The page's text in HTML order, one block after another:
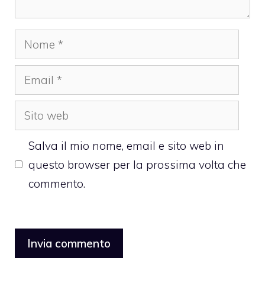
Nome
Email
Sito
web
Salva il mio nome, email e sito web in
questo browser per la prossima volta che
commento.